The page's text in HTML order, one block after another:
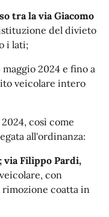
tra la via Giacomo
del divieto
i lati;
maggio 2024 e fino a
veicolare intero
così come
all'ordinanza:
Filippo Pardi,
con
coatta in